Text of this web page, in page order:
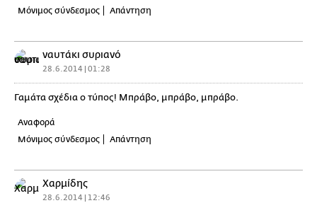
Μόνιμος σύνδεσμος
Απάντηση
ναυτάκι συριανό
28.6.2014 | 01:28
Γαμάτα σχέδια ο τύπος! Μπράβο, μπράβο, μπράβο.
Αναφορά
Μόνιμος σύνδεσμος
Απάντηση
Χαρμίδης
28.6.2014 | 12:46